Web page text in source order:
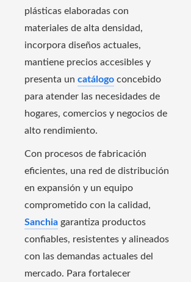
plásticas elaboradas con
materiales de alta densidad,
incorpora diseños actuales,
mantiene precios accesibles y
presenta un catálogo concebido
para atender las necesidades de
hogares, comercios y negocios de
alto rendimiento.
Con procesos de fabricación
eficientes, una red de distribución
en expansión y un equipo
comprometido con la calidad,
Sanchia garantiza productos
confiables, resistentes y alineados
con las demandas actuales del
mercado. Para fortalecer